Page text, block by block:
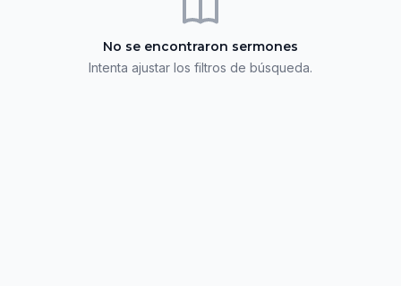
No se encontraron sermones
Intenta ajustar los filtros de búsqueda.